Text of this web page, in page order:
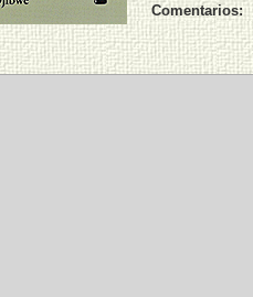
Comentarios: